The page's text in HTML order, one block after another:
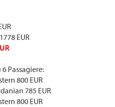
EUR
Passagiere:
800 EUR
785 EUR
800 EUR